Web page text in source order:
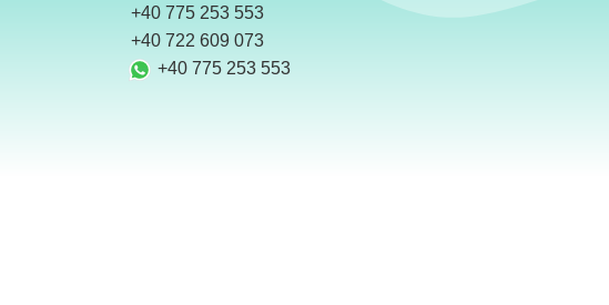
+40 775 253 553
‪ +40 722 609 073
+40 775 253 553